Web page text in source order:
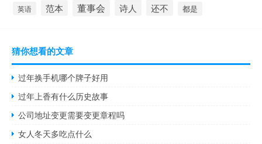
英语 范本 董事会 诗人 还不 都是
猜你想看的文章
过年换手机哪个牌子好用
过年上香有什么历史故事
公司地址变更需要变更章程吗
女人冬天多吃点什么